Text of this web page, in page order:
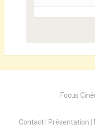
Focus
Contact Présentation